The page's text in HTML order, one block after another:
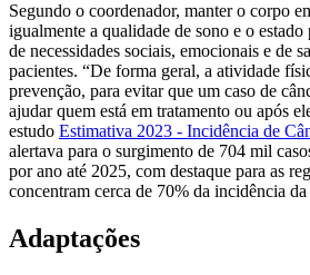
Segundo o coordenador, manter o corpo
igualmente a qualidade de sono e o
de necessidades sociais, emocionais e de
pacientes. “De forma geral, a atividade
prevenção, para evitar que um caso de
ajudar quem está em tratamento ou após
estudo Estimativa 2023 - Incidência de
alertava para o surgimento de 704 mil
por ano até 2025, com destaque para as
concentram cerca de 70% da incidência da
Adaptações